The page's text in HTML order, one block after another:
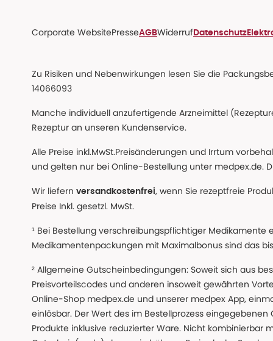
Corporate WebsitePresseAGBWiderruf Datenschutz
Zu Risiken und Nebenwirkungen lesen Sie die
14066093
Manche individuell anzufertigende Arzneimittel
Rezeptur an unseren Kundenservice.
Alle Preise inkl.MwSt.Preisänderungen und Irrtum
und gelten nur bei Online-Bestellung unter medpex.de.
Wir liefern versandkostenfrei, wenn Sie rezeptfreie
Preise Inkl. gesetzl. MwSt.
¹ Bei Bestellung verschreibungspflichtiger
Medikamentenpackungen mit Maximalbonus sind das
² Allgemeine Gutscheinbedingungen: Soweit sich aus
Preisvorteilscodes und anderen insoweit gewährten
Online-Shop medpex.de und unserer medpex App,
einlösbar. Der Wert des im Bestellprozess
Produkte inklusive reduzierter Ware. Nicht kombinierbar